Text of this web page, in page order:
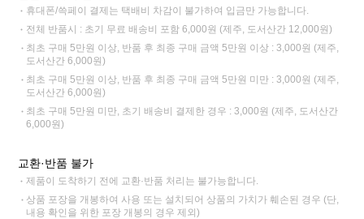
휴대폰/쓱페이 결제는 택배비 차감이 불가하여 입금만 가능합니다.
전체 반품시 : 초기 무료 배송비 포함 6,000원 (제주, 도서산간 12,000원)
최초 구매 5만원 이상, 반품 후 최종 구매 금액 5만원 이상 : 3,000원 (제주,
도서산간 6,000원)
최초 구매 5만원 이상, 반품 후 최종 구매 금액 5만원 미만 : 3,000원 (제주,
도서산간 6,000원)
최초 구매 5만원 미만, 초기 배송비 결제한 경우 : 3,000원 (제주, 도서산간
6,000원)
교환·반품 불가
제품이 도착하기 전에 교환·반품 처리는 불가능합니다.
상품 포장을 개봉하여 사용 또는 설치되어 상품의 가치가 훼손된 경우 (단,
내용 확인을 위한 포장 개봉의 경우 제외)